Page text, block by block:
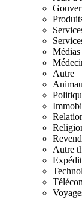
Médias
Autre
Autre